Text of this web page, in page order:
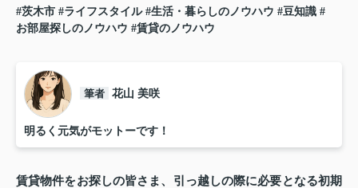
#茨木市 #ライフスタイル #生活・暮らしのノウハウ #豆知識 #
お部屋探しのノウハウ #賃貸のノウハウ
筆者 花山 美咲
明るく元気がモットーです！
賃貸物件をお探しの皆さま、引っ越しの際に必要となる初期